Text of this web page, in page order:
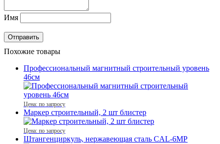
Имя
Похожие товары
Профессиональный магнитный строительный уровень
46см
Цена: по запросу
Маркер строительный, 2 шт блистер
Цена: по запросу
Штангенциркуль, нержавеющая сталь CAL-6MP